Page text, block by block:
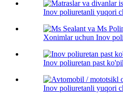
Inov poliuretanli yuqori
Xonimlar uchun Inov
Inov poliuretan past
Inov poliuretanli yuqori